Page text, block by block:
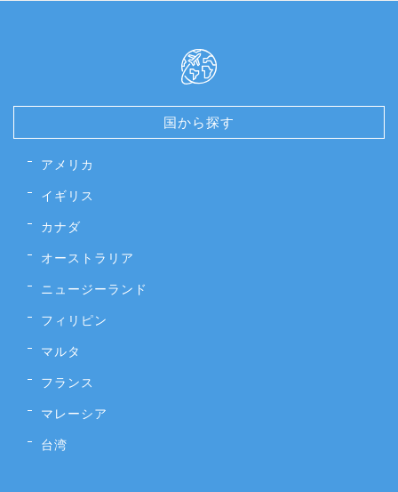
国から探す
アメリカ
イギリス
カナダ
オーストラリア
ニュージーランド
フィリピン
マルタ
フランス
マレーシア
台湾